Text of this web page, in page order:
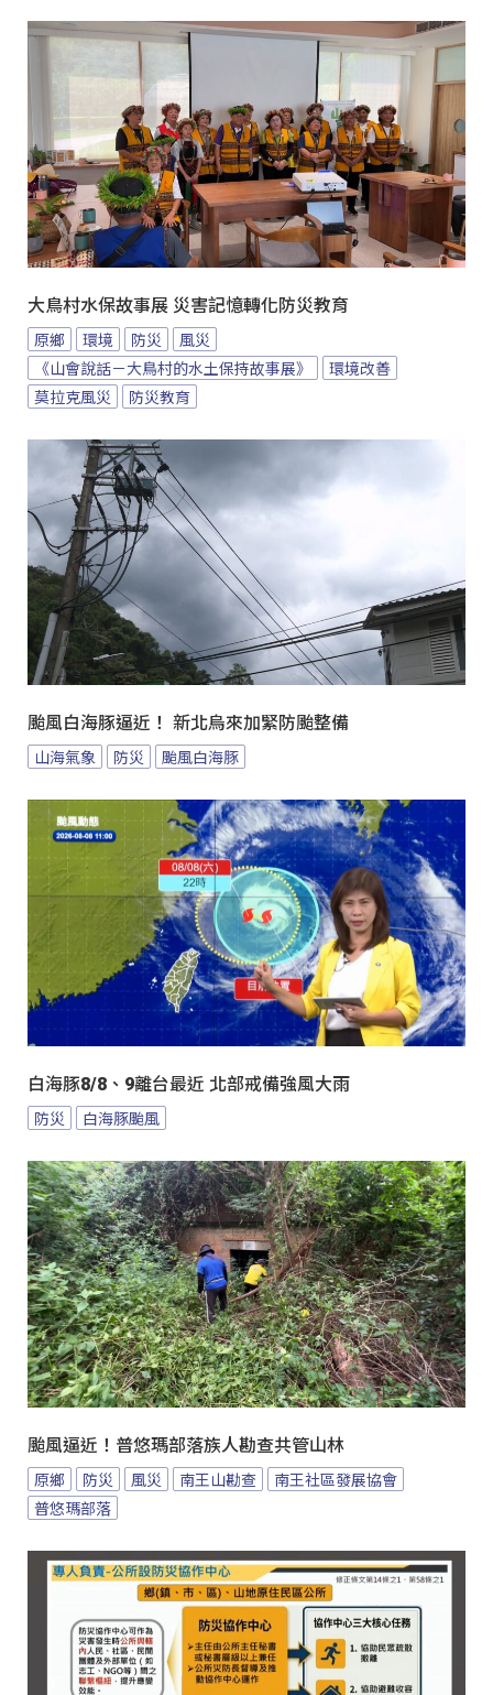
大鳥村水保故事展 災害記憶轉化防災教育
原鄉 環境 防災
風災
《山會說話－大鳥村的水土保持故事展》
環境改善
莫拉克風災
防災教育
颱風白海豚逼近！ 新北烏來加緊防颱整備
山海氣象 防災 颱風白海豚
白海豚8/8、9離台最近 北部戒備強風大雨
防災 白海豚颱風
颱風逼近！普悠瑪部落族人勘查共管山林
原鄉 防災 風災 南王山勘查
南王社區發展協會
普悠瑪部落